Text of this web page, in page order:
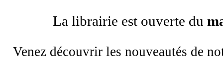
La librairie est ouverte du
Venez découvrir les nouveautés de